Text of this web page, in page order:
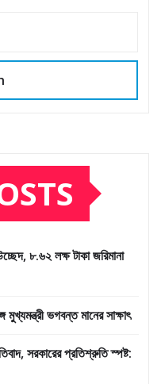
৮.৬২ লক্ষ টাকা জরিমানা
ভগবন্ত মানের সাক্ষাৎ
সরকারের প্রতিশ্রুতি স্পষ্ট: